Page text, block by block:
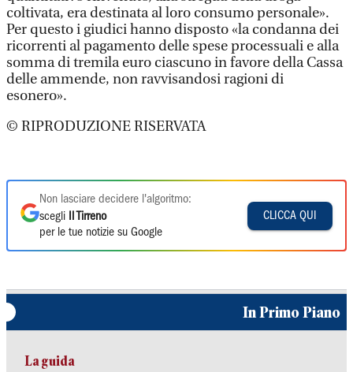
coltivata, era destinata al loro consumo personale».
Per questo i giudici hanno disposto «la condanna dei
ricorrenti al pagamento delle spese processuali e alla
somma di tremila euro ciascuno in favore della Cassa
delle ammende, non ravvisandosi ragioni di
esonero».
© RIPRODUZIONE RISERVATA
Non lasciare decidere l'algoritmo:
scegli
Il Tirreno
per le tue notizie su Google
CLICCA QUI
In Primo Piano
La guida